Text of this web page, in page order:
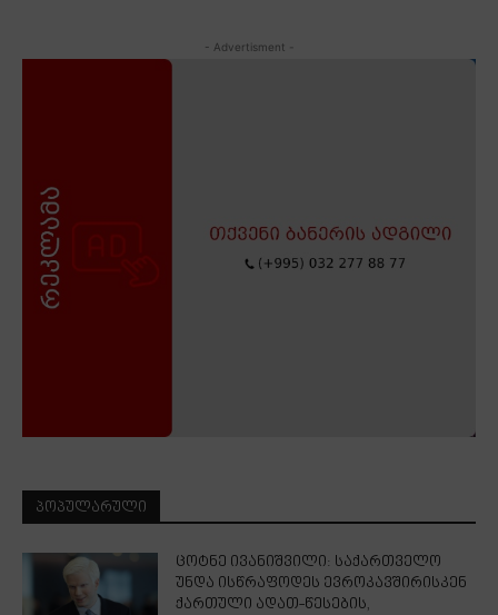
- Advertisment -
ᲞᲝᲞᲣᲚᲐᲠᲣᲚᲘ
ცოტნე ივანიშვილი: საქართველო
უნდა ისწრაფოდეს ევროკავშირისკენ
ქართული ადათ-წესების,